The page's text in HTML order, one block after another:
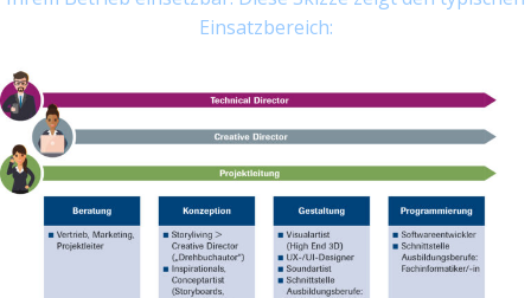
Einsatzbereich: